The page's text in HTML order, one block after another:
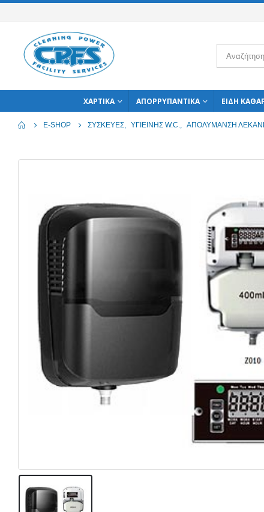
ΧΑΡΤΙΚΆ ΑΠΟΡΡΥΠΑΝΤΙΚΆ ΕΊΔΗ
E-SHOP ΣΥΣΚΕΥΈΣ, ΥΓΙΕΙΝΉΣ W.C., ΑΠΟΛΎΜΑΝΣΗ